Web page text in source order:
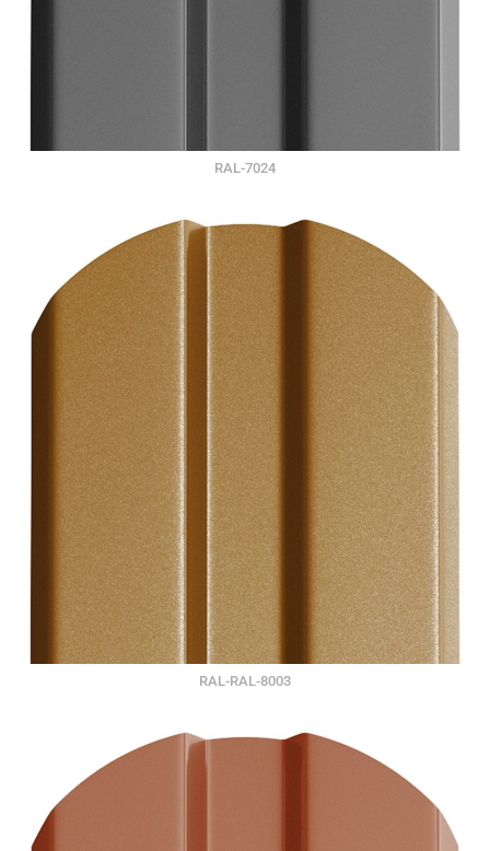
RAL-7024
RAL-RAL-8003